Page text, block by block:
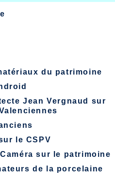
du patrimoine
Jean Vergnaud sur
le CSPV
sur le patrimoine
de la porcelaine